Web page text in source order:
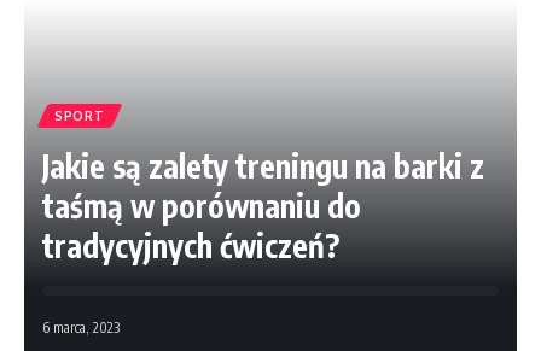
SPORT
Jakie są zalety treningu na barki z
taśmą w porównaniu do
tradycyjnych ćwiczeń?
6 marca, 2023